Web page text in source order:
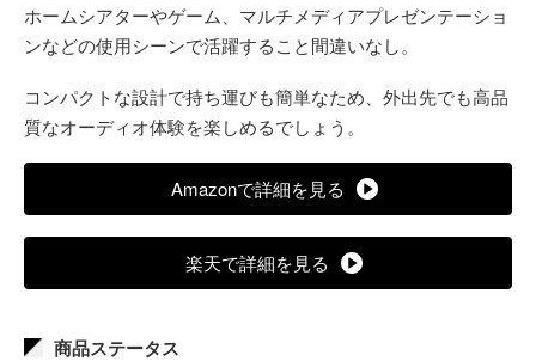
ホームシアターやゲーム、マルチメディアプレゼンテーショ
ンなどの使用シーンで活躍すること間違いなし。
コンパクトな設計で持ち運びも簡単なため、外出先でも高品
質なオーディオ体験を楽しめるでしょう。
Amazonで詳細を見る
楽天で詳細を見る
商品ステータス